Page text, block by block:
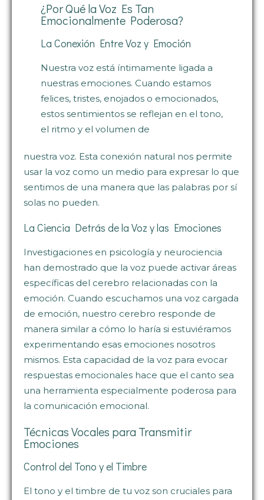
¿Por Qué la Voz Es Tan
Emocionalmente Poderosa?
La Conexión Entre Voz y Emoción
Nuestra voz está íntimamente ligada a
nuestras emociones. Cuando estamos
felices, tristes, enojados o emocionados,
estos sentimientos se reflejan en el tono,
el ritmo y el volumen de
nuestra voz. Esta conexión natural nos permite
usar la voz como un medio para expresar lo que
sentimos de una manera que las palabras por sí
solas no pueden.
La Ciencia Detrás de la Voz y las Emociones
Investigaciones en psicología y neurociencia
han demostrado que la voz puede activar áreas
específicas del cerebro relacionadas con la
emoción. Cuando escuchamos una voz cargada
de emoción, nuestro cerebro responde de
manera similar a cómo lo haría si estuviéramos
experimentando esas emociones nosotros
mismos. Esta capacidad de la voz para evocar
respuestas emocionales hace que el canto sea
una herramienta especialmente poderosa para
la comunicación emocional.
Técnicas Vocales para Transmitir
Emociones
Control del Tono y el Timbre
El tono y el timbre de tu voz son cruciales para